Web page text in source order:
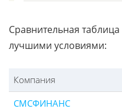
Сравнительная таблица
лучшими условиями:
Компания
СМСФИНАНС